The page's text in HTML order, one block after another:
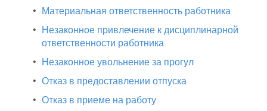
• Материальная ответственность работника
• Незаконное привлечение к дисциплинарной
ответственности работника
• Незаконное увольнение за прогул
• Отказ в предоставлении отпуска
• Отказ в приеме на работу